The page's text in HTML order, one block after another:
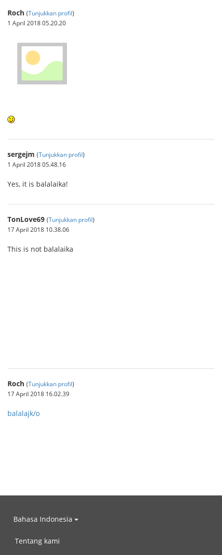
Roch (Tunjukkan profil)
1 April 2018 05.20.20
sergejm (Tunjukkan profil)
1 April 2018 05.48.16
Yes, it is balalaika!
TonLove69 (Tunjukkan profil)
17 April 2018 10.38.06
This is not balalaika
Roch (Tunjukkan profil)
17 April 2018 16.02.39
balalajk/o
Bahasa Indonesia
Tentang kami